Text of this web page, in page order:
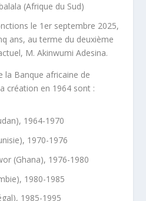
(Afrique du Sud)
le 1er septembre 2025,
ans, au terme du deuxième
M. Akinwumi Adesina.
la Banque africaine de
création en 1964 sont :
1964-1970
1970-1976
(Ghana), 1976-1980
1980-1985
1985-1995